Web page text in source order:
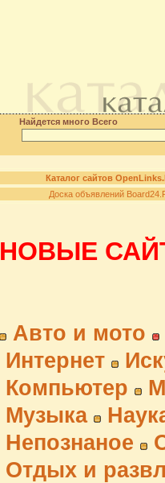
Найдется много Всего
Каталог сайтов
Доска объявлений
НОВЫЕ
Авто и мото
Интернет
Компьютер
Музыка
Непознаное
Отдых и